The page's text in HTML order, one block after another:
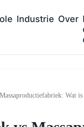
Industrie Over
Wat